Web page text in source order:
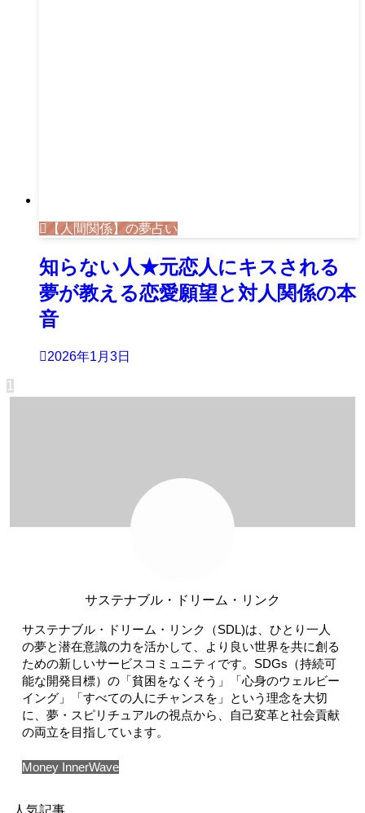
【人間関係】の夢占い
知らない人★元恋人にキスされる
夢が教える恋愛願望と対人関係の本
音
2026年1月3日
1
サステナブル・ドリーム・リンク
サステナブル・ドリーム・リンク（SDL)は、ひとり一人
の夢と潜在意識の力を活かして、より良い世界を共に創る
ための新しいサービスコミュニティです。SDGs（持続可
能な開発目標）の「貧困をなくそう」「心身のウェルビー
イング」「すべての人にチャンスを」という理念を大切
に、夢・スピリチュアルの視点から、自己変革と社会貢献
の両立を目指しています。
Money InnerWave
人気記事